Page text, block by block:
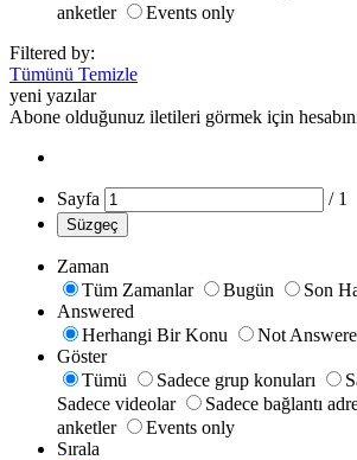
anketler
Events only
Filtered by:
Tümünü Temizle
yeni yazılar
Abone olduğunuz iletileri görmek için
Sayfa / 1
Süzgeç
Zaman
Tüm Zamanlar
Bugün Son
Answered
Herhangi Bir Konu
Not
Göster
Tümü
Sadece grup konuları
Sadece videolar
Sadece bağlantı
anketler
Events only
Sırala